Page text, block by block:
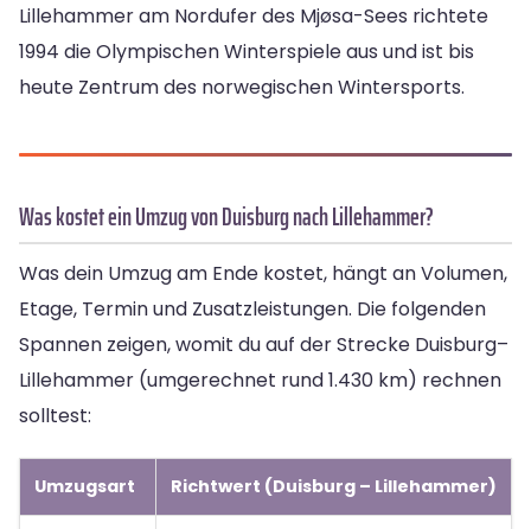
Lillehammer am Nordufer des Mjøsa-Sees richtete
1994 die Olympischen Winterspiele aus und ist bis
heute Zentrum des norwegischen Wintersports.
Was kostet ein Umzug von Duisburg nach Lillehammer?
Was dein Umzug am Ende kostet, hängt an Volumen,
Etage, Termin und Zusatzleistungen. Die folgenden
Spannen zeigen, womit du auf der Strecke Duisburg–
Lillehammer (umgerechnet rund 1.430 km) rechnen
solltest:
Umzugsart Richtwert (Duisburg – Lillehammer)